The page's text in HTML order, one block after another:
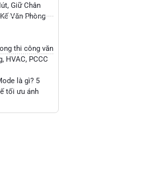
Giữ Chân
Văn Phòng
thi công văn
HVAC, PCCC
là gì? 5
tối ưu ánh